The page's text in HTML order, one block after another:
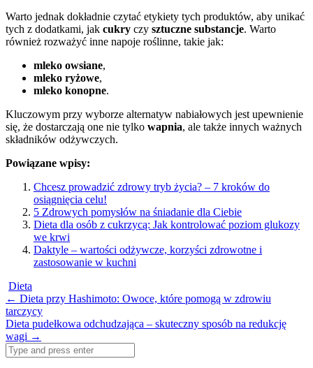
Warto jednak dokładnie czytać etykiety tych produktów, aby unikać
tych z dodatkami, jak cukry czy sztuczne substancje. Warto
również rozważyć inne napoje roślinne, takie jak:
mleko owsiane,
mleko ryżowe,
mleko konopne.
Kluczowym przy wyborze alternatyw nabiałowych jest upewnienie
się, że dostarczają one nie tylko wapnia, ale także innych ważnych
składników odżywczych.
Powiązane wpisy:
Chcesz prowadzić zdrowy tryb życia? – 7 kroków do
osiągnięcia celu!
5 Zdrowych pomysłów na śniadanie dla Ciebie
Dieta dla osób z cukrzycą: Jak kontrolować poziom glukozy
we krwi
Daktyle – wartości odżywcze, korzyści zdrowotne i
zastosowanie w kuchni
Dieta
Post
navigation
← Dieta przy Hashimoto: Owoce, które pomogą w zdrowiu
tarczycy
Dieta pudełkowa odchudzająca – skuteczny sposób na redukcję
wagi →
Search
for: